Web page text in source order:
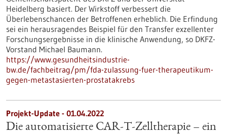
Heidelberg basiert. Der Wirkstoff verbessert die
Überlebenschancen der Betroffenen erheblich. Die Erfindung
sei ein herausragendes Beispiel für den Transfer exzellenter
Forschungsergebnisse in die klinische Anwendung, so DKFZ-
Vorstand Michael Baumann.
https://www.gesundheitsindustrie-
bw.de/fachbeitrag/pm/fda-zulassung-fuer-therapeutikum-
gegen-metastasierten-prostatakrebs
Projekt-Update - 01.04.2022
Die automatisierte CAR-T-Zelltherapie – ein